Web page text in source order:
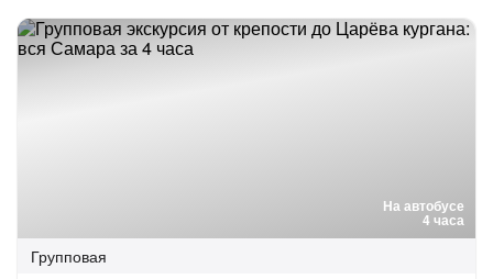
На автобусе
4 часа
Групповая